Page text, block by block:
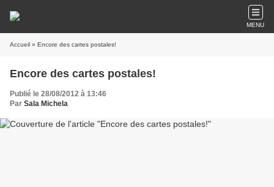
MENU
Accueil » Encore des cartes postales!
Encore des cartes postales!
Publié le 28/08/2012 à 13:46
Par Sala Michela